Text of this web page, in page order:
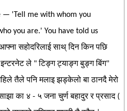
— 'Tell me with whom you
you are.' You have told us
सहोदरिलाई साथ् दिन किन पछि
इन्टरनेट ले " टिङ्ग ट्याङ्ग बुङ्ग बिंग"
तैले पनि मलाइ झड्केलो बा ठानदै मेरो
का ४ - ५ जना चुर्ण बहादुर र प्रसाद (